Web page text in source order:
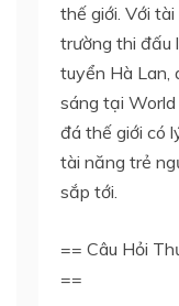
thế giới. Với
trường thi đấu
tuyển Hà Lan,
sáng tại
đá thế giới có
tài năng trẻ
sắp tới.
== Câu Hỏi
==